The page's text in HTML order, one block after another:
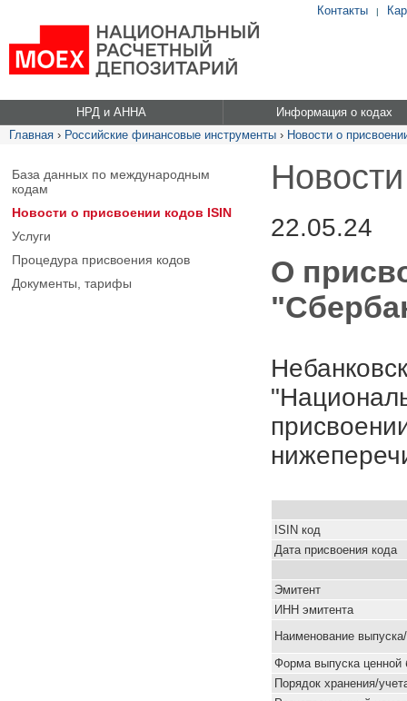
Контакты |
НРД и АННА
Информация о кодах
Главная › Российские финансовые инструменты › Новости о
База данных по международным
кодам
Новости о присвоении кодов ISIN
Услуги
Процедура присвоения кодов
Документы, тарифы
22.05.24
О
ISIN код
Дата присвоения кода
Эмитент
ИНН эмитента
Наименование
Форма выпуска ценной
Порядок хранения/